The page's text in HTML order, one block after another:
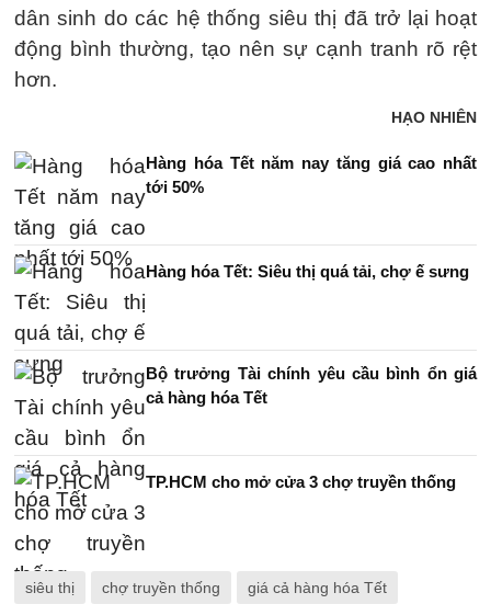
dân sinh do các hệ thống siêu thị đã trở lại hoạt
động bình thường, tạo nên sự cạnh tranh rõ rệt
hơn.
HẠO NHIÊN
Hàng hóa Tết năm nay tăng giá cao nhất
tới 50%
Hàng hóa Tết: Siêu thị quá tải, chợ ế sưng
Bộ trưởng Tài chính yêu cầu bình ổn giá
cả hàng hóa Tết
TP.HCM cho mở cửa 3 chợ truyền thống
siêu thị chợ truyền thống giá cả hàng hóa Tết